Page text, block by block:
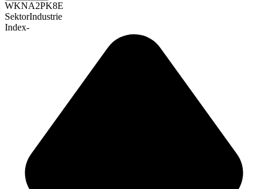
WKNA2PK8E
SektorIndustrie
Index-